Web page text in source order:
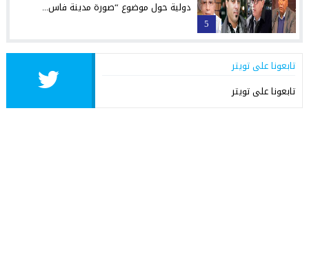
5
دولية حول موضوع “صورة مدينة فاس...
تابعونا على تويتر
تابعونا على تويتر